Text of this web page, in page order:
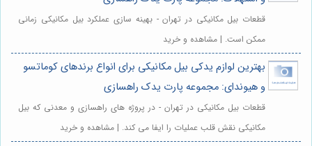
قطعات بیل مکانیکی در تهران - بهینه سازی عملکرد بیل مکانیکی زمانی
ممکن است. | مشاهده و خرید
بهترین لوازم یدکی بیل مکانیکی برای انواع برندهای کوماتسو
و هیوندای: مجموعه پارت یدک راهسازی
قطعات بیل مکانیکی در تهران - در پروژه های راهسازی و معدنی که بیل
مکانیکی نقش قلب عملیات را ایفا می کند. | مشاهده و خرید